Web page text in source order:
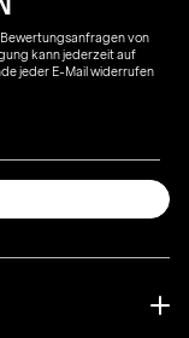
von
kann jederzeit auf
jeder E-Mail widerrufen